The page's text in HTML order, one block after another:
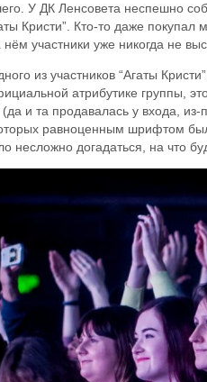
У ДК Ленсовета неспешно
Кристи”. Кто-то даже покупал
участники уже никогда не
из участников “Агаты
атрибутике группы,
(да и та продавалась у входа,
равноценным шрифтом
несложно догадаться, на что